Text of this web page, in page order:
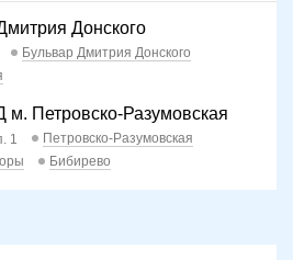
Донского
Бульвар Дмитрия Донского
Петровско-Разумовская
1
Петровско-Разумовская
Бибирево